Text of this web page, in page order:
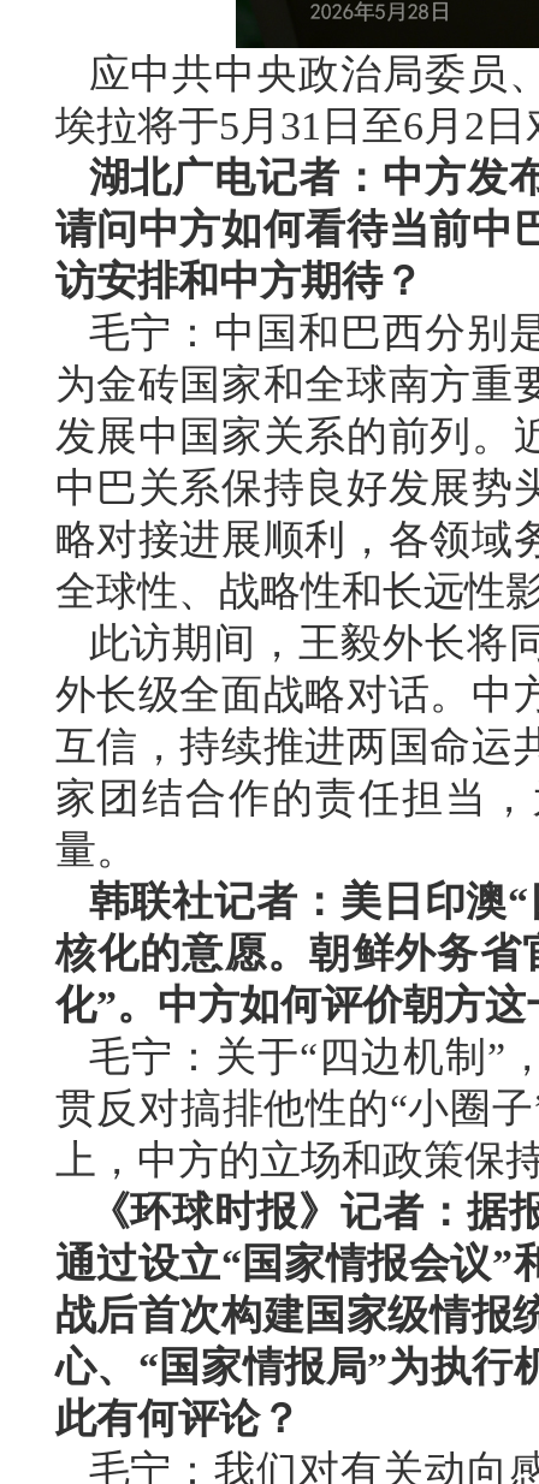
应中共中央政治局委员
埃拉将于5月31日至6月2
湖北广电记者：中方发
请问中方如何看待当前中
访安排和中方期待？
毛宁：中国和巴西分别
为金砖国家和全球南方重
发展中国家关系的前列。
中巴关系保持良好发展势
略对接进展顺利，各领域
全球性、战略性和长远性
此访期间，王毅外长将
外长级全面战略对话。中
互信，持续推进两国命运
家团结合作的责任担当
量。
韩联社记者：美日印澳
核化的意愿。朝鲜外务
化”。中方如何评价朝方这
毛宁：关于“四边机制”
贯反对搞排他性的“小圈
上，中方的立场和政策保
《环球时报》记者：
通过设立“国家情报会议”
战后首次构建国家级情报
心、“国家情报局”为执行
此有何评论？
毛宁：我们对有关动向